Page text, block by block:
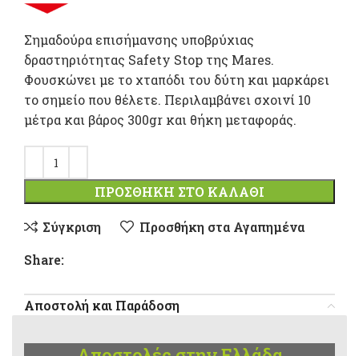
Σημαδούρα επισήμανσης υποβρύχιας
δραστηριότητας Safety Stop της Mares.
Φουσκώνει με το χταπόδι του δύτη και μαρκάρει
το σημείο που θέλετε. Περιλαμβάνει σχοινί 10
μέτρα και βάρος 300gr και θήκη μεταφοράς.
ΠΡΟΣΘΉΚΗ ΣΤΟ ΚΑΛΆΘΙ
Σύγκριση
Προσθήκη στα Αγαπημένα
Share:
Αποστολή και Παράδοση